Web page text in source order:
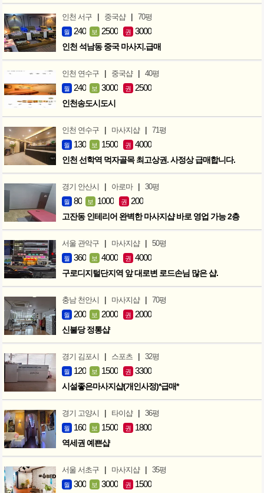
인천 서구 | 중국샵 | 70평
월 240 보 2500 권 3000
인천 석남동 중국 마사지.급매
인천 연수구 | 중국샵 | 40평
월 240 보 3000 권 2500
인천송도시도시
인천 연수구 | 마사지샵 | 71평
월 130 보 1500 권 4000
인천 선학역 먹자골목 최고상권. 사정상 급매합니다.
경기 안산시 | 아로마 | 30평
월 80 보 1000 권 200
고잔동 인테리어 완벽한 마사지샵 바로 영업 가능 2층
서울 관악구 | 마사지샵 | 50평
월 360 보 4000 권 4000
구로디지털단지역 앞 대로변 로드손님 많은 샵.
충남 천안시 | 마사지샵 | 70평
월 200 보 2000 권 2000
신불당 정통샵
경기 김포시 | 스포츠 | 32평
월 120 보 1500 권 3300
시설좋은마사지샵(개인사정)*급매*
경기 고양시 | 타이샵 | 36평
월 160 보 1500 권 1800
역세권 예쁜샵
서울 서초구 | 마사지샵 | 35평
월 300 보 3000 권 1500